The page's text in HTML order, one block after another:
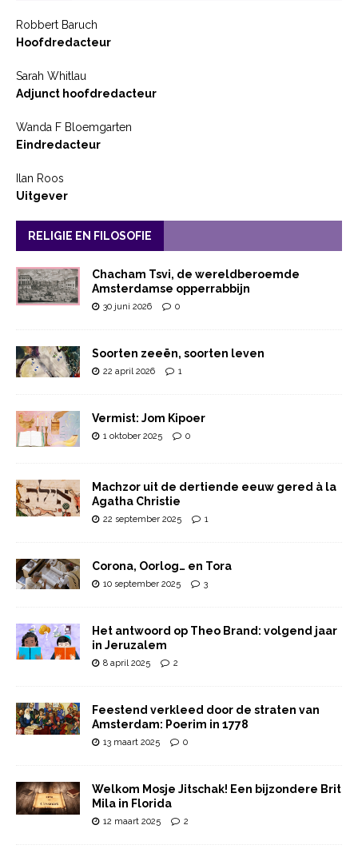
Robbert Baruch
Hoofdredacteur
Sarah Whitlau
Adjunct hoofdredacteur
Wanda F Bloemgarten
Eindredacteur
Ilan Roos
Uitgever
RELIGIE EN FILOSOFIE
Chacham Tsvi, de wereldberoemde
Amsterdamse opperrabbijn
30 juni 2026 0
Soorten zeeën, soorten leven
22 april 2026 1
Vermist: Jom Kipoer
1 oktober 2025 0
Machzor uit de dertiende eeuw gered à la
Agatha Christie
22 september 2025 1
Corona, Oorlog… en Tora
10 september 2025 3
Het antwoord op Theo Brand: volgend jaar
in Jeruzalem
8 april 2025 2
Feestend verkleed door de straten van
Amsterdam: Poerim in 1778
13 maart 2025 0
Welkom Mosje Jitschak! Een bijzondere Brit
Mila in Florida
12 maart 2025 2